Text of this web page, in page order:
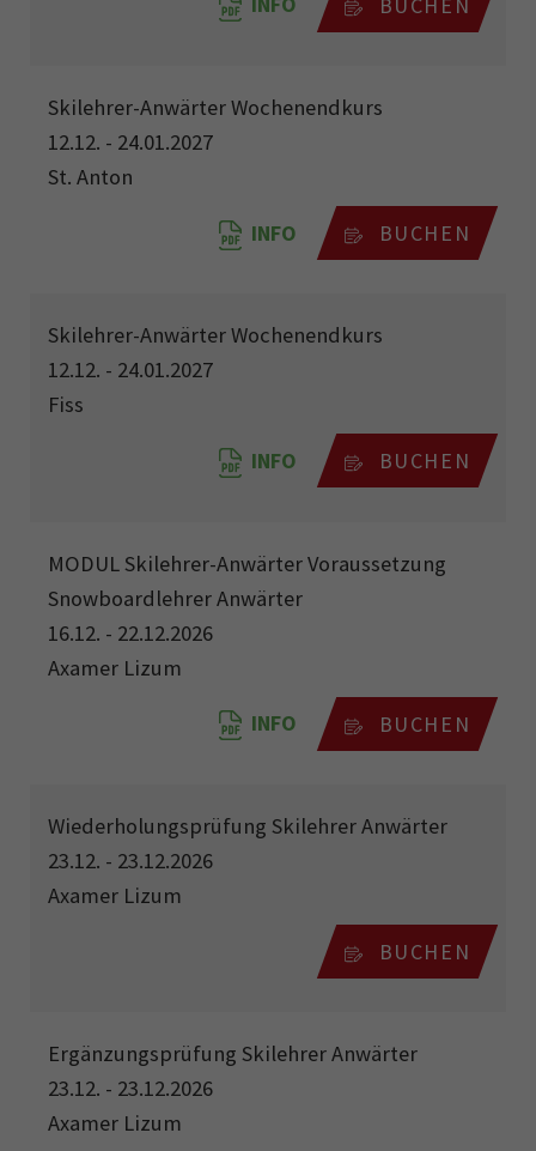
Skilehrer-Anwärter Wochenendkurs
12.12. - 24.01.2027
St. Anton
INFO BUCHEN
Skilehrer-Anwärter Wochenendkurs
12.12. - 24.01.2027
Fiss
INFO BUCHEN
MODUL Skilehrer-Anwärter Voraussetzung
Snowboardlehrer Anwärter
16.12. - 22.12.2026
Axamer Lizum
INFO BUCHEN
Wiederholungsprüfung Skilehrer Anwärter
23.12. - 23.12.2026
Axamer Lizum
BUCHEN
Ergänzungsprüfung Skilehrer Anwärter
23.12. - 23.12.2026
Axamer Lizum